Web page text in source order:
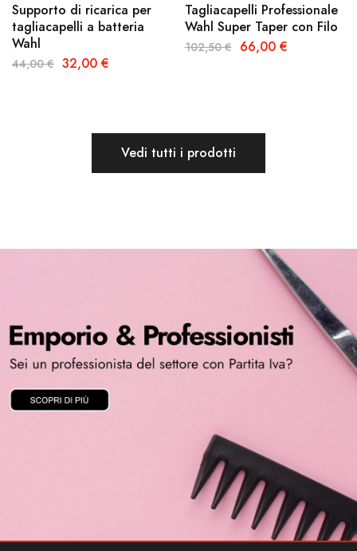
Supporto di ricarica per
tagliacapelli a batteria
Wahl
44,00€ 32,00 €
Tagliacapelli Professionale
Wahl Super Taper con Filo
102,50€ 66,00 €
Vedi tutti i prodotti